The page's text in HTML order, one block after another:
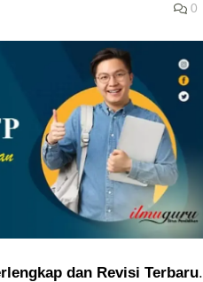
0
dan Revisi Terbaru.